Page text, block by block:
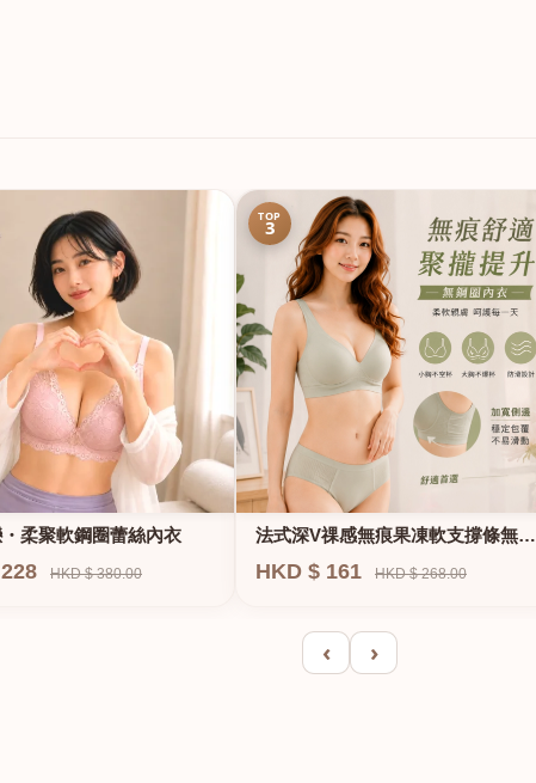
柔聚軟鋼圈蕾絲內衣
HKD $ 380.00
TOP
3
法式深V祼感無痕果凍軟支撐條無鋼
圈內衣
HKD $ 161 HKD $ 268.00
‹ ›